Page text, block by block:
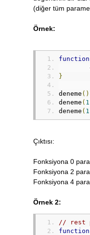
(diğer tüm
Örnek:
function
}
deneme
deneme ( 1
deneme ( 1
Çıktısı:
Fonksiyona 0
Fonksiyona 2
Fonksiyona 4
Örnek 2:
// rest
function